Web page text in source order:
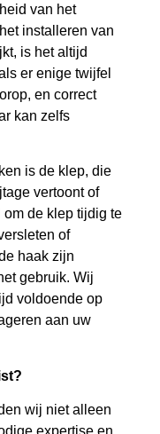
van het
installeren van
is het altijd
er enige twijfel
en correct
kan zelfs
is de klep, die
vertoont of
de klep tijdig te
of
haak zijn
gebruik. Wij
voldoende op
aan uw
wij niet alleen
expertise en